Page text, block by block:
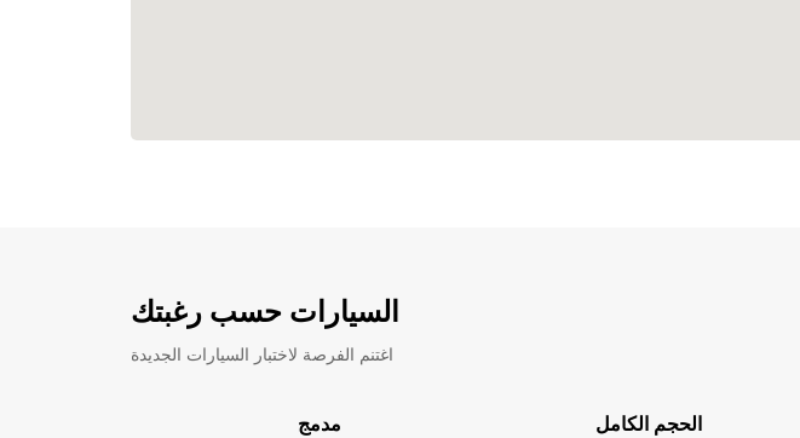
السيارات حسب رغبتك
اغتنم الفرصة لاختبار السيارات الجديدة
مدمج الحجم الكامل